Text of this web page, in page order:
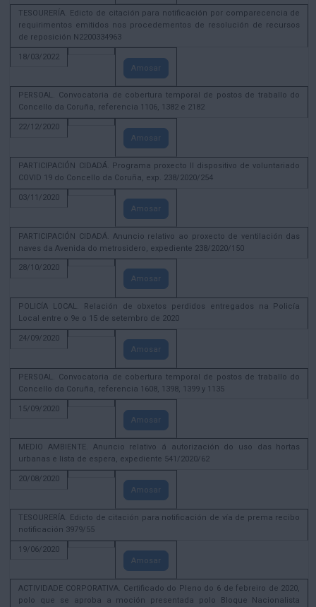
TESOURERÍA. Edicto de citación para notificación por comparecencia de
requirimentos emitidos nos procedementos de resolución de recursos
de reposición N2200334963
18/03/2022
Amosar
PERSOAL. Convocatoria de cobertura temporal de postos de traballo do
Concello da Coruña, referencia 1106, 1382 e 2182
22/12/2020
Amosar
PARTICIPACIÓN CIDADÁ. Programa proxecto II dispositivo de voluntariado
COVID 19 do Concello da Coruña, exp. 238/2020/254
03/11/2020
Amosar
PARTICIPACIÓN CIDADÁ. Anuncio relativo ao proxecto de ventilación das
naves da Avenida do metrosidero, expediente 238/2020/150
28/10/2020
Amosar
POLICÍA LOCAL. Relación de obxetos perdidos entregados na Policía
Local entre o 9e o 15 de setembro de 2020
24/09/2020
Amosar
PERSOAL. Convocatoria de cobertura temporal de postos de traballo do
Concello da Coruña, referencia 1608, 1398, 1399 y 1135
15/09/2020
Amosar
MEDIO AMBIENTE. Anuncio relativo á autorización do uso das hortas
urbanas e lista de espera, expediente 541/2020/62
20/08/2020
Amosar
TESOURERÍA. Edicto de citación para notificación de vía de prema recibo
notificación 3979/55
19/06/2020
Amosar
ACTIVIDADE CORPORATIVA. Certificado do Pleno do 6 de febreiro de 2020,
polo que se aproba a moción presentada polo Bloque Nacionalista